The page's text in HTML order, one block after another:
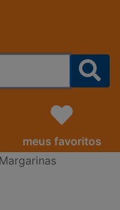
meus favoritos